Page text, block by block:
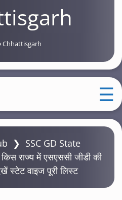
Chhattisgarh
❯ SSC GD State
राज्य में एसएससी जीडी की
स्टेट वाइज पूरी लिस्ट